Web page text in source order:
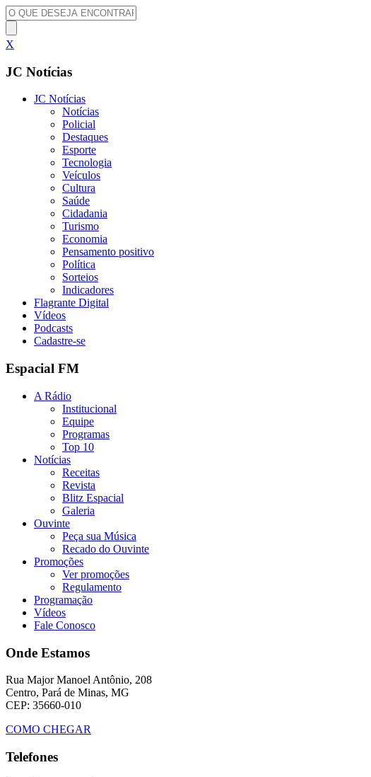
X
JC Notícias
JC Notícias
Notícias
Policial
Destaques
Esporte
Tecnologia
Veículos
Cultura
Saúde
Cidadania
Turismo
Economia
Pensamento positivo
Política
Sorteios
Indicadores
Flagrante Digital
Vídeos
Podcasts
Cadastre-se
Espacial FM
A Rádio
Institucional
Equipe
Programas
Top 10
Notícias
Receitas
Revista
Blitz Espacial
Galeria
Ouvinte
Peça sua Música
Recado do Ouvinte
Promoções
Ver promoções
Regulamento
Programação
Vídeos
Fale Conosco
Onde Estamos
Rua Major Manoel Antônio, 208
Centro, Pará de Minas, MG
CEP: 35660-010
COMO CHEGAR
Telefones